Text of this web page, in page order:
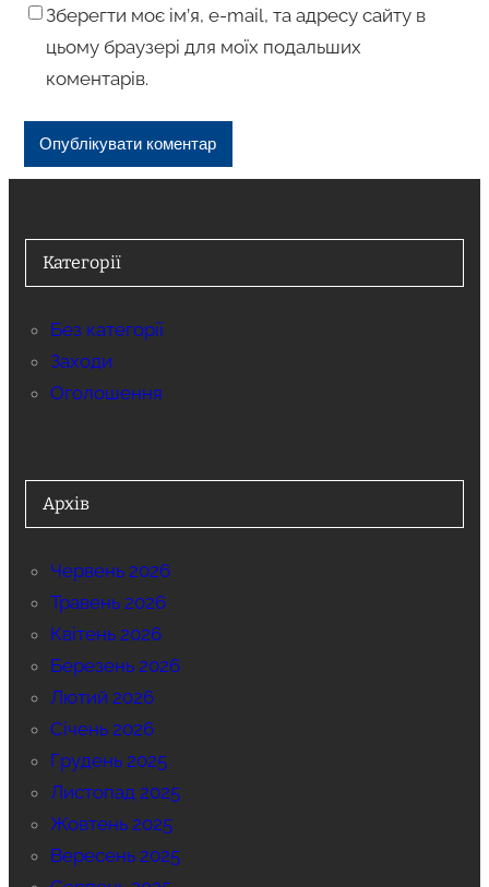
Зберегти моє ім’я, e-mail, та адресу сайту в
цьому браузері для моїх подальших
коментарів.
Категорії
Без категорії
Заходи
Оголошення
Архів
Червень 2026
Травень 2026
Квітень 2026
Березень 2026
Лютий 2026
Січень 2026
Грудень 2025
Листопад 2025
Жовтень 2025
Вересень 2025